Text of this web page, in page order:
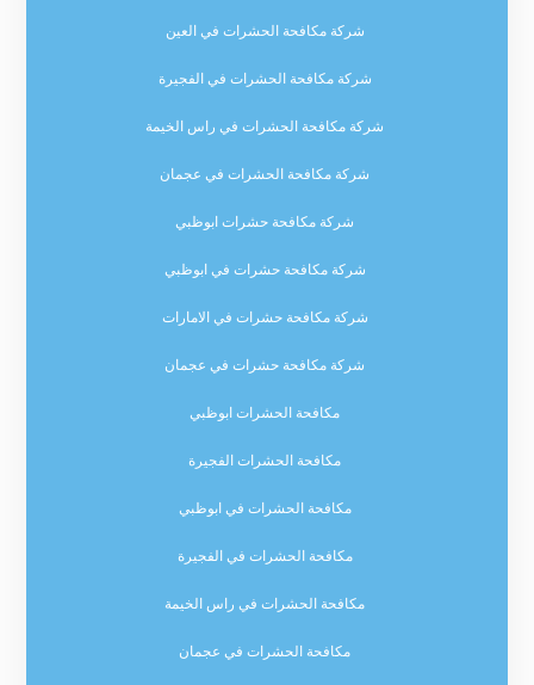
شركة مكافحة الحشرات في العين
شركة مكافحة الحشرات في الفجيرة
شركة مكافحة الحشرات في راس الخيمة
شركة مكافحة الحشرات في عجمان
شركة مكافحة حشرات ابوظبي
شركة مكافحة حشرات في ابوظبي
شركة مكافحة حشرات في الامارات
شركة مكافحة حشرات في عجمان
مكافحة الحشرات ابوظبي
مكافحة الحشرات الفجيرة
مكافحة الحشرات في ابوظبي
مكافحة الحشرات في الفجيرة
مكافحة الحشرات في راس الخيمة
مكافحة الحشرات في عجمان